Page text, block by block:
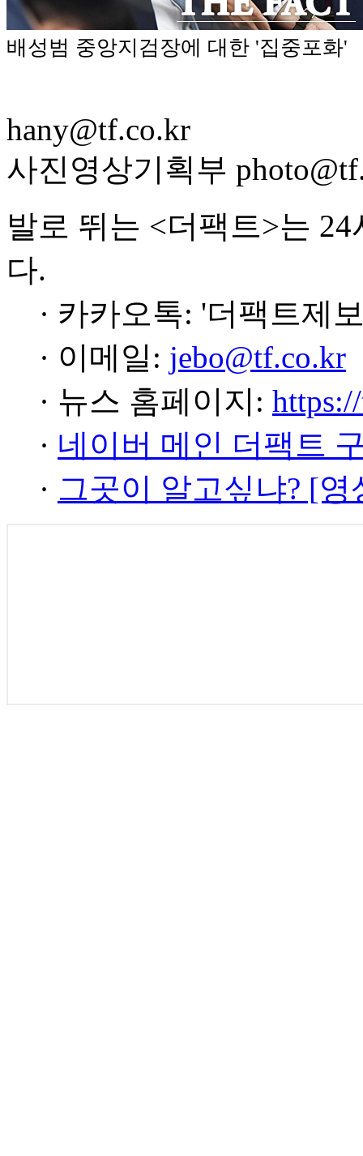
배성범 중앙지검장에 대한 '집중포화'
hany@tf.co.kr
사진영상기획부
발로 뛰는 <더팩트>는
다.
· 카카오톡: '더팩트제
· 이메일: jebo@tf.co.kr
· 뉴스 홈페이지:
· 네이버 메인 더팩트
· 그곳이 알고싶냐? [